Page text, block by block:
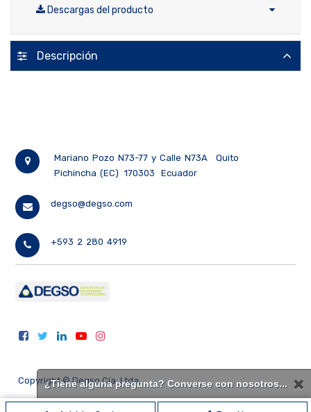
Descargas del producto
Descripción
Mariano Pozo N73-77 y Calle N73A
Quito
Pichincha (EC)
170303 Ecuador
degso@degso.com
+593 2 280 4919
Copyright © Degso Cía. Ltda.
¿Tiene alguna pregunta? Converse con nosotros...